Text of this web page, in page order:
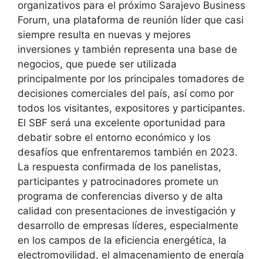
organizativos para el próximo Sarajevo Business
Forum, una plataforma de reunión líder que casi
siempre resulta en nuevas y mejores
inversiones y también representa una base de
negocios, que puede ser utilizada
principalmente por los principales tomadores de
decisiones comerciales del país, así como por
todos los visitantes, expositores y participantes.
El SBF será una excelente oportunidad para
debatir sobre el entorno económico y los
desafíos que enfrentaremos también en 2023.
La respuesta confirmada de los panelistas,
participantes y patrocinadores promete un
programa de conferencias diverso y de alta
calidad con presentaciones de investigación y
desarrollo de empresas líderes, especialmente
en los campos de la eficiencia energética, la
electromovilidad, el almacenamiento de energía